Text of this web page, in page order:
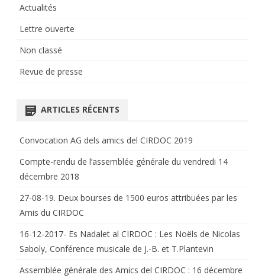
Actualités
Lettre ouverte
Non classé
Revue de presse
ARTICLES RÉCENTS
Convocation AG dels amics del CIRDOC 2019
Compte-rendu de l’assemblée générale du vendredi 14
décembre 2018
27-08-19. Deux bourses de 1500 euros attribuées par les
Amis du CIRDOC
16-12-2017- Es Nadalet al CIRDOC : Les Noëls de Nicolas
Saboly, Conférence musicale de J.-B. et T.Plantevin
Assemblée générale des Amics del CIRDOC : 16 décembre